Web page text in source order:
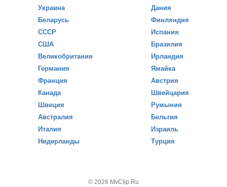
Украина
Беларусь
СССР
США
Великобритания
Германия
Франция
Канада
Швеция
Австралия
Италия
Нидерланды
Дания
Финляндия
Испания
Бразилия
Ирландия
Ямайка
Австрия
Швейцария
Румыния
Бельгия
Израиль
Турция
© 2026 MvClip.Ru